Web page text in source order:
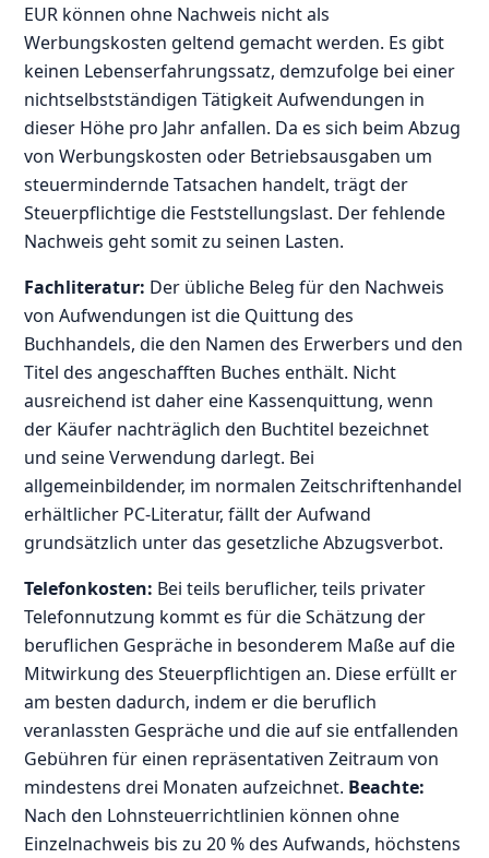
EUR können ohne Nachweis nicht als
Werbungskosten geltend gemacht werden. Es gibt
keinen Lebenserfahrungssatz, demzufolge bei einer
nichtselbstständigen Tätigkeit Aufwendungen in
dieser Höhe pro Jahr anfallen. Da es sich beim Abzug
von Werbungskosten oder Betriebsausgaben um
steuermindernde Tatsachen handelt, trägt der
Steuerpflichtige die Feststellungslast. Der fehlende
Nachweis geht somit zu seinen Lasten.
Fachliteratur: Der übliche Beleg für den Nachweis
von Aufwendungen ist die Quittung des
Buchhandels, die den Namen des Erwerbers und den
Titel des angeschafften Buches enthält. Nicht
ausreichend ist daher eine Kassenquittung, wenn
der Käufer nachträglich den Buchtitel bezeichnet
und seine Verwendung darlegt. Bei
allgemeinbildender, im normalen Zeitschriftenhandel
erhältlicher PC-Literatur, fällt der Aufwand
grundsätzlich unter das gesetzliche Abzugsverbot.
Telefonkosten: Bei teils beruflicher, teils privater
Telefonnutzung kommt es für die Schätzung der
beruflichen Gespräche in besonderem Maße auf die
Mitwirkung des Steuerpflichtigen an. Diese erfüllt er
am besten dadurch, indem er die beruflich
veranlassten Gespräche und die auf sie entfallenden
Gebühren für einen repräsentativen Zeitraum von
mindestens drei Monaten aufzeichnet. Beachte:
Nach den Lohnsteuerrichtlinien können ohne
Einzelnachweis bis zu 20 % des Aufwands, höchstens